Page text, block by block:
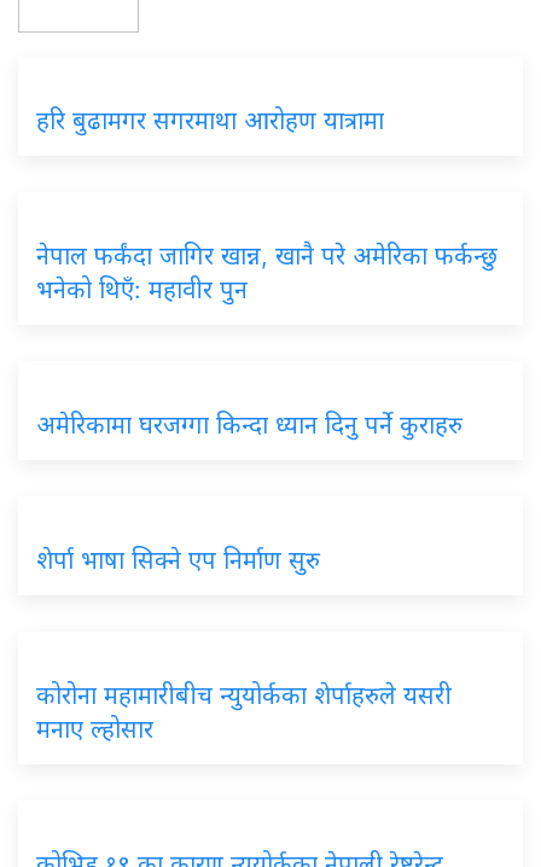
हरि बुढामगर सगरमाथा आरोहण यात्रामा
नेपाल फर्कंदा जागिर खान्न, खानै परे अमेरिका फर्कन्छु
भनेको थिएँ: महावीर पुन
अमेरिकामा घरजग्गा किन्दा ध्यान दिनु पर्ने कुराहरु
शेर्पा भाषा सिक्ने एप निर्माण सुरु
कोरोना महामारीबीच न्युयोर्कका शेर्पाहरुले यसरी
मनाए ल्होसार